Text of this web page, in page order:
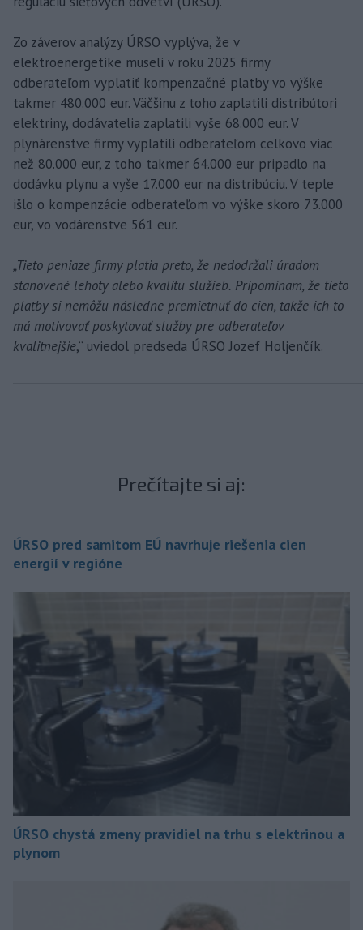
Zo záverov analýzy ÚRSO vyplýva, že v
elektroenergetike museli v roku 2025 firmy
odberateľom vyplatiť kompenzačné platby vo výške
takmer 480.000 eur. Väčšinu z toho zaplatili distribútori
elektriny, dodávatelia zaplatili vyše 68.000 eur. V
plynárenstve firmy vyplatili odberateľom celkovo viac
než 80.000 eur, z toho takmer 64.000 eur pripadlo na
dodávku plynu a vyše 17.000 eur na distribúciu. V teple
išlo o kompenzácie odberateľom vo výške skoro 73.000
eur, vo vodárenstve 561 eur.
„Tieto peniaze firmy platia preto, že nedodržali úradom
stanovené lehoty alebo kvalitu služieb. Pripomínam, že tieto
platby si nemôžu následne premietnuť do cien, takže ich to
má motivovať poskytovať služby pre odberateľov
kvalitnejšie,“ uviedol predseda ÚRSO Jozef Holjenčík.
Prečítajte si aj:
ÚRSO pred samitom EÚ navrhuje riešenia cien
energií v regióne
ÚRSO chystá zmeny pravidiel na trhu s elektrinou a
plynom